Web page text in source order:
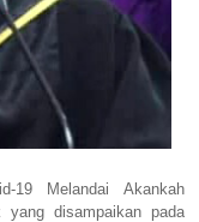
19 Melandai Akankah
disampaikan pada